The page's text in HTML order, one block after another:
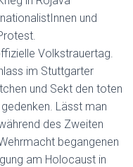
und
Volkstrauertag.
im Stuttgarter
und Sekt den toten
Lässt man
des Zweiten
begangenen
am Holocaust in